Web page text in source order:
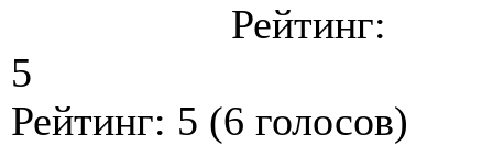
Рейтинг:
5
Рейтинг: 5 (6 голосов)